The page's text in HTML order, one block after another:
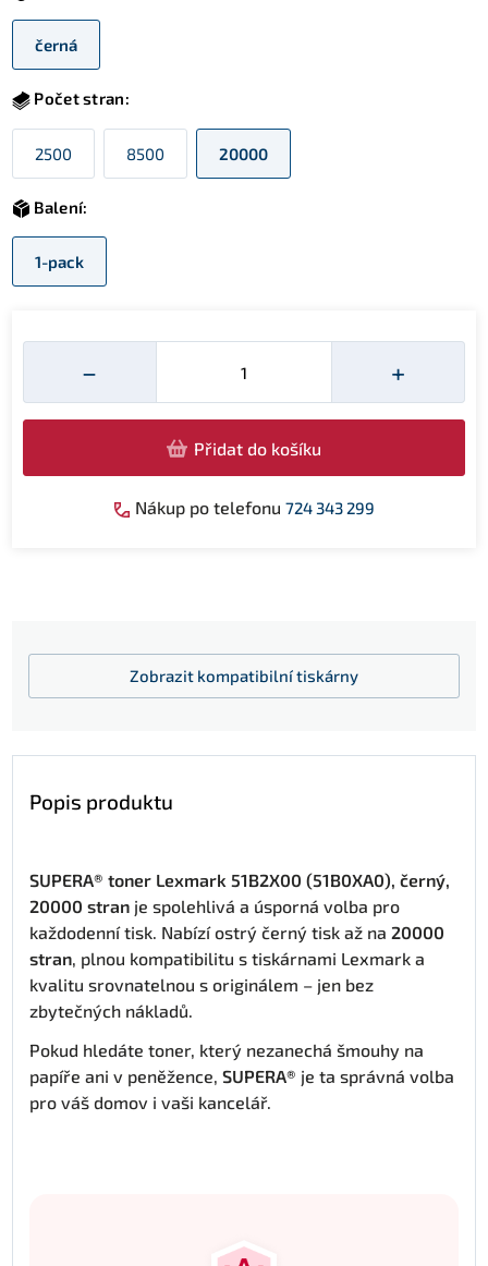
černá
Počet stran:
2500 8500 20000
Balení:
1-pack
−
Množství
+
Přidat do košíku
Nákup po telefonu 724 343 299
Zobrazit kompatibilní tiskárny
Popis produktu
SUPERA® toner Lexmark 51B2X00 (51B0XA0), černý,
20000 stran je spolehlivá a úsporná volba pro
každodenní tisk. Nabízí ostrý černý tisk až na 20000
stran, plnou kompatibilitu s tiskárnami Lexmark a
kvalitu srovnatelnou s originálem – jen bez
zbytečných nákladů.
Pokud hledáte toner, který nezanechá šmouhy na
papíře ani v peněžence, SUPERA® je ta správná volba
pro váš domov i vaši kancelář.